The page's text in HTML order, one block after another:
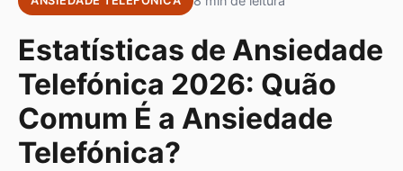
Estatísticas de Ansiedade
Telefónica 2026: Quão
Comum É a Ansiedade
Telefónica?